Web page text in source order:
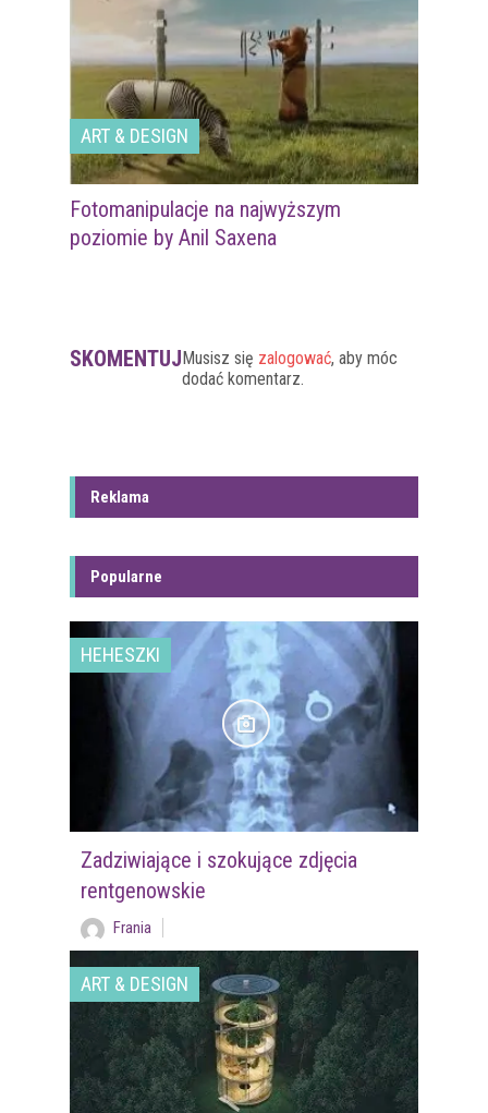
ART & DESIGN
Fotomanipulacje na najwyższym
poziomie by Anil Saxena
SKOMENTUJMusisz się zalogować, aby móc
dodać komentarz.
Reklama
Popularne
HEHESZKI
Zadziwiające i szokujące zdjęcia
rentgenowskie
Frania
ART & DESIGN